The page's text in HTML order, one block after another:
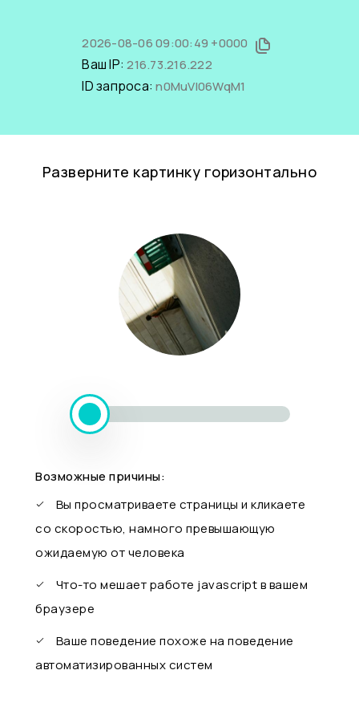
2026-08-06 09:00:49 +0000
Ваш IP:216.73.216.222
ID запроса:n0MuVI06WqM1
Разверните картинку горизонтально
Возможные причины:
Вы просматриваете страницы и кликаете
со скоростью, намного превышающую
ожидаемую от человека
Что-то мешает работе javascript в вашем
браузере
Ваше поведение похоже на поведение
автоматизированных систем